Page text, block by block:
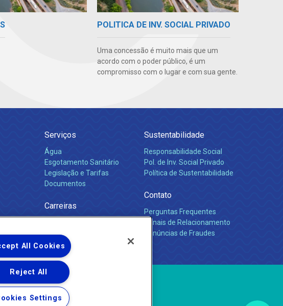
POLITICA DE INV. SOCIAL PRIVADO
Uma concessão é muito mais que um
acordo com o poder público, é um
compromisso com o lugar e com sua gente.
Serviços
Água
Esgotamento Sanitário
Legislação e Tarifas
Documentos
Carreiras
Sustentabilidade
Responsabilidade Social
Pol. de Inv. Social Privado
Política de Sustentabilidade
Contato
Perguntas Frequentes
Canais de Relacionamento
Denúncias de Fraudes
Reservados.
All Cookies
Reject All
Settings